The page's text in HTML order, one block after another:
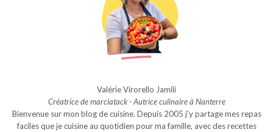
Valérie Virorello Jamili
Créatrice de marciatack - Autrice culinaire à Nanterre
Bienvenue sur mon blog de cuisine. Depuis 2005 j'y partage mes repas
faciles que je cuisine au quotidien pour ma famille, avec des recettes